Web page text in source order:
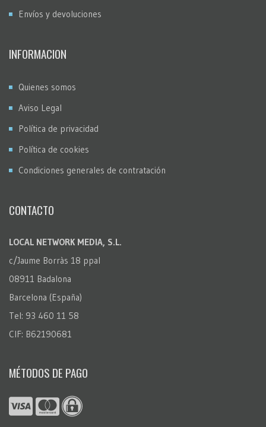
Envíos y devoluciones
INFORMACION
Quienes somos
Aviso Legal
Política de privacidad
Política de cookies
Condiciones generales de contratación
CONTACTO
LOCAL NETWORK MEDIA, S.L.
c/Jaume Borràs 18 ppal
08911 Badalona
Barcelona (España)
Tel: 93 460 11 58
CIF: B62190681
MÉTODOS DE PAGO